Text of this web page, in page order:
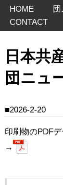
日本共
団ニュ
2026-2-20
印刷物のPDF
→
HOME
CONTACT